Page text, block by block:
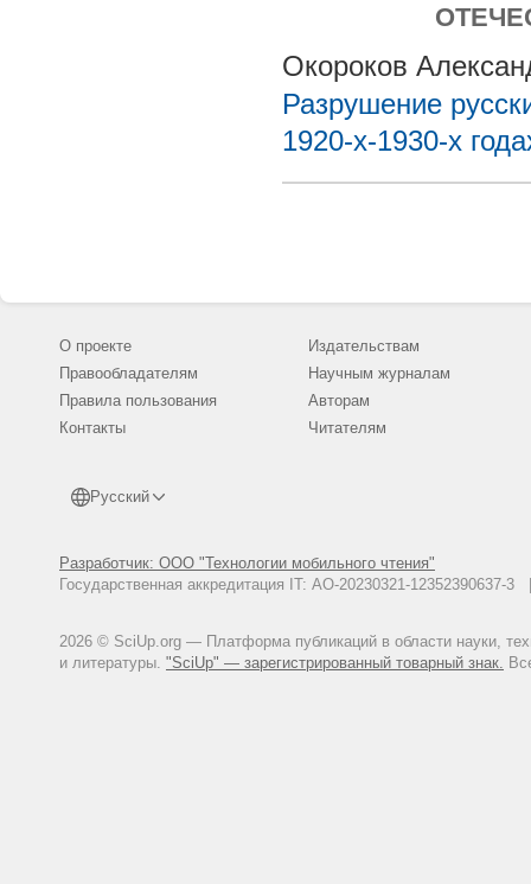
Окороков
Разрушение
1920-х-1930-х
О проекте
Правообладателям
Правила пользования
Контакты
Русский
Разработчик: ООО "Технологии мобильного чтения"
Государственная аккредитация IT: АО-20230321-
2026 © SciUp.org — Платформа публикаций в области науки,
и литературы. "SciUp" — зарегистрированный товарный знак.
Издательствам
Научным журналам
Авторам
Читателям